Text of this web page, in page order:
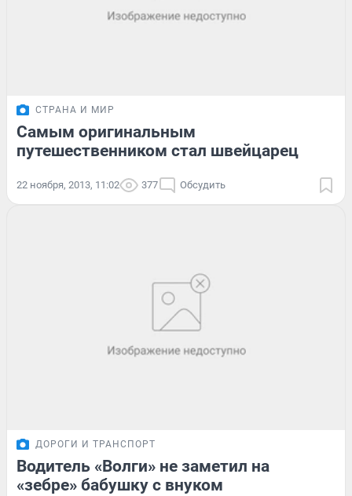
СТРАНА И МИР
Самым оригинальным
путешественником стал швейцарец
22 ноября, 2013, 11:02 377 Обсудить
ДОРОГИ И ТРАНСПОРТ
Водитель «Волги» не заметил на
«зебре» бабушку с внуком